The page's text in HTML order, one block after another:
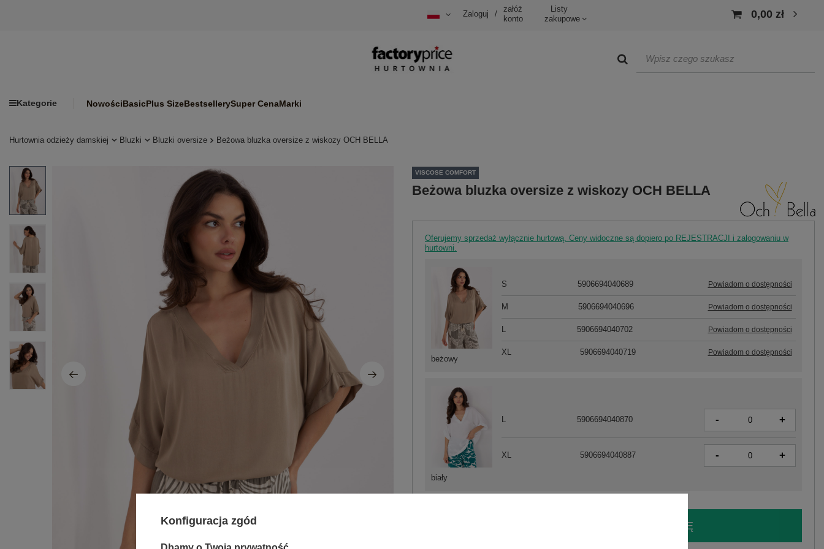
Zaloguj /
załóż
konto
Listy
zakupowe
0,00 zł
Kategorie NowościBasicPlus SizeBestsellerySuper CenaMarki
Hurtownia odzieży damskiej Bluzki Bluzki oversize Beżowa bluzka oversize z wiskozy OCH BELLA
VISCOSE COMFORT
Beżowa bluzka oversize z wiskozy OCH BELLA
Oferujemy sprzedaż wyłącznie hurtową. Ceny widoczne są dopiero po REJESTRACJI i zalogowaniu w
hurtowni.
biały
L 5906694040870 - +
XL 5906694040887 - +
beżowy
S 5906694040689 Powiadom o dostępności
M 5906694040696 Powiadom o dostępności
L 5906694040702 Powiadom o dostępności
XL 5906694040719 Powiadom o dostępności
ZALOGUJ SIĘ I ZOBACZ CENĘ
Konfiguracja zgód